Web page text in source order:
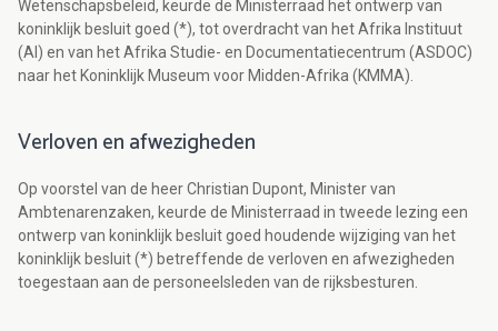
Wetenschapsbeleid, keurde de Ministerraad het ontwerp van
koninklijk besluit goed (*), tot overdracht van het Afrika Instituut
(AI) en van het Afrika Studie- en Documentatiecentrum (ASDOC)
naar het Koninklijk Museum voor Midden-Afrika (KMMA).
Verloven en afwezigheden
Op voorstel van de heer Christian Dupont, Minister van
Ambtenarenzaken, keurde de Ministerraad in tweede lezing een
ontwerp van koninklijk besluit goed houdende wijziging van het
koninklijk besluit (*) betreffende de verloven en afwezigheden
toegestaan aan de personeelsleden van de rijksbesturen.